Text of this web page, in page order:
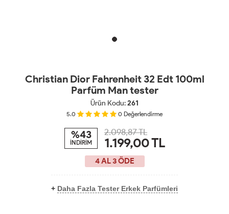
Christian Dior Fahrenheit 32 Edt 100ml
Parfüm Man tester
Ürün Kodu:261
5.0 0 Değerlendirme
%43
İNDİRİM
2.098,87 TL
1.199,00TL
4 AL 3 ÖDE
+ Daha Fazla Tester Erkek Parfümleri